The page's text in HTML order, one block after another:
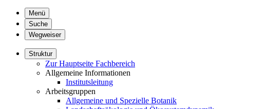
Menü
Suche
Wegweiser
Struktur
Zur Hauptseite Fachbereich
Allgemeine Informationen
Institutsleitung
Arbeitsgruppen
Allgemeine und Spezielle Botanik